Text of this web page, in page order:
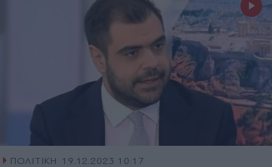
ΠΟΛΙΤΙΚΗ
19.12.2023 10:17